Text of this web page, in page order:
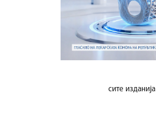
сите изданија